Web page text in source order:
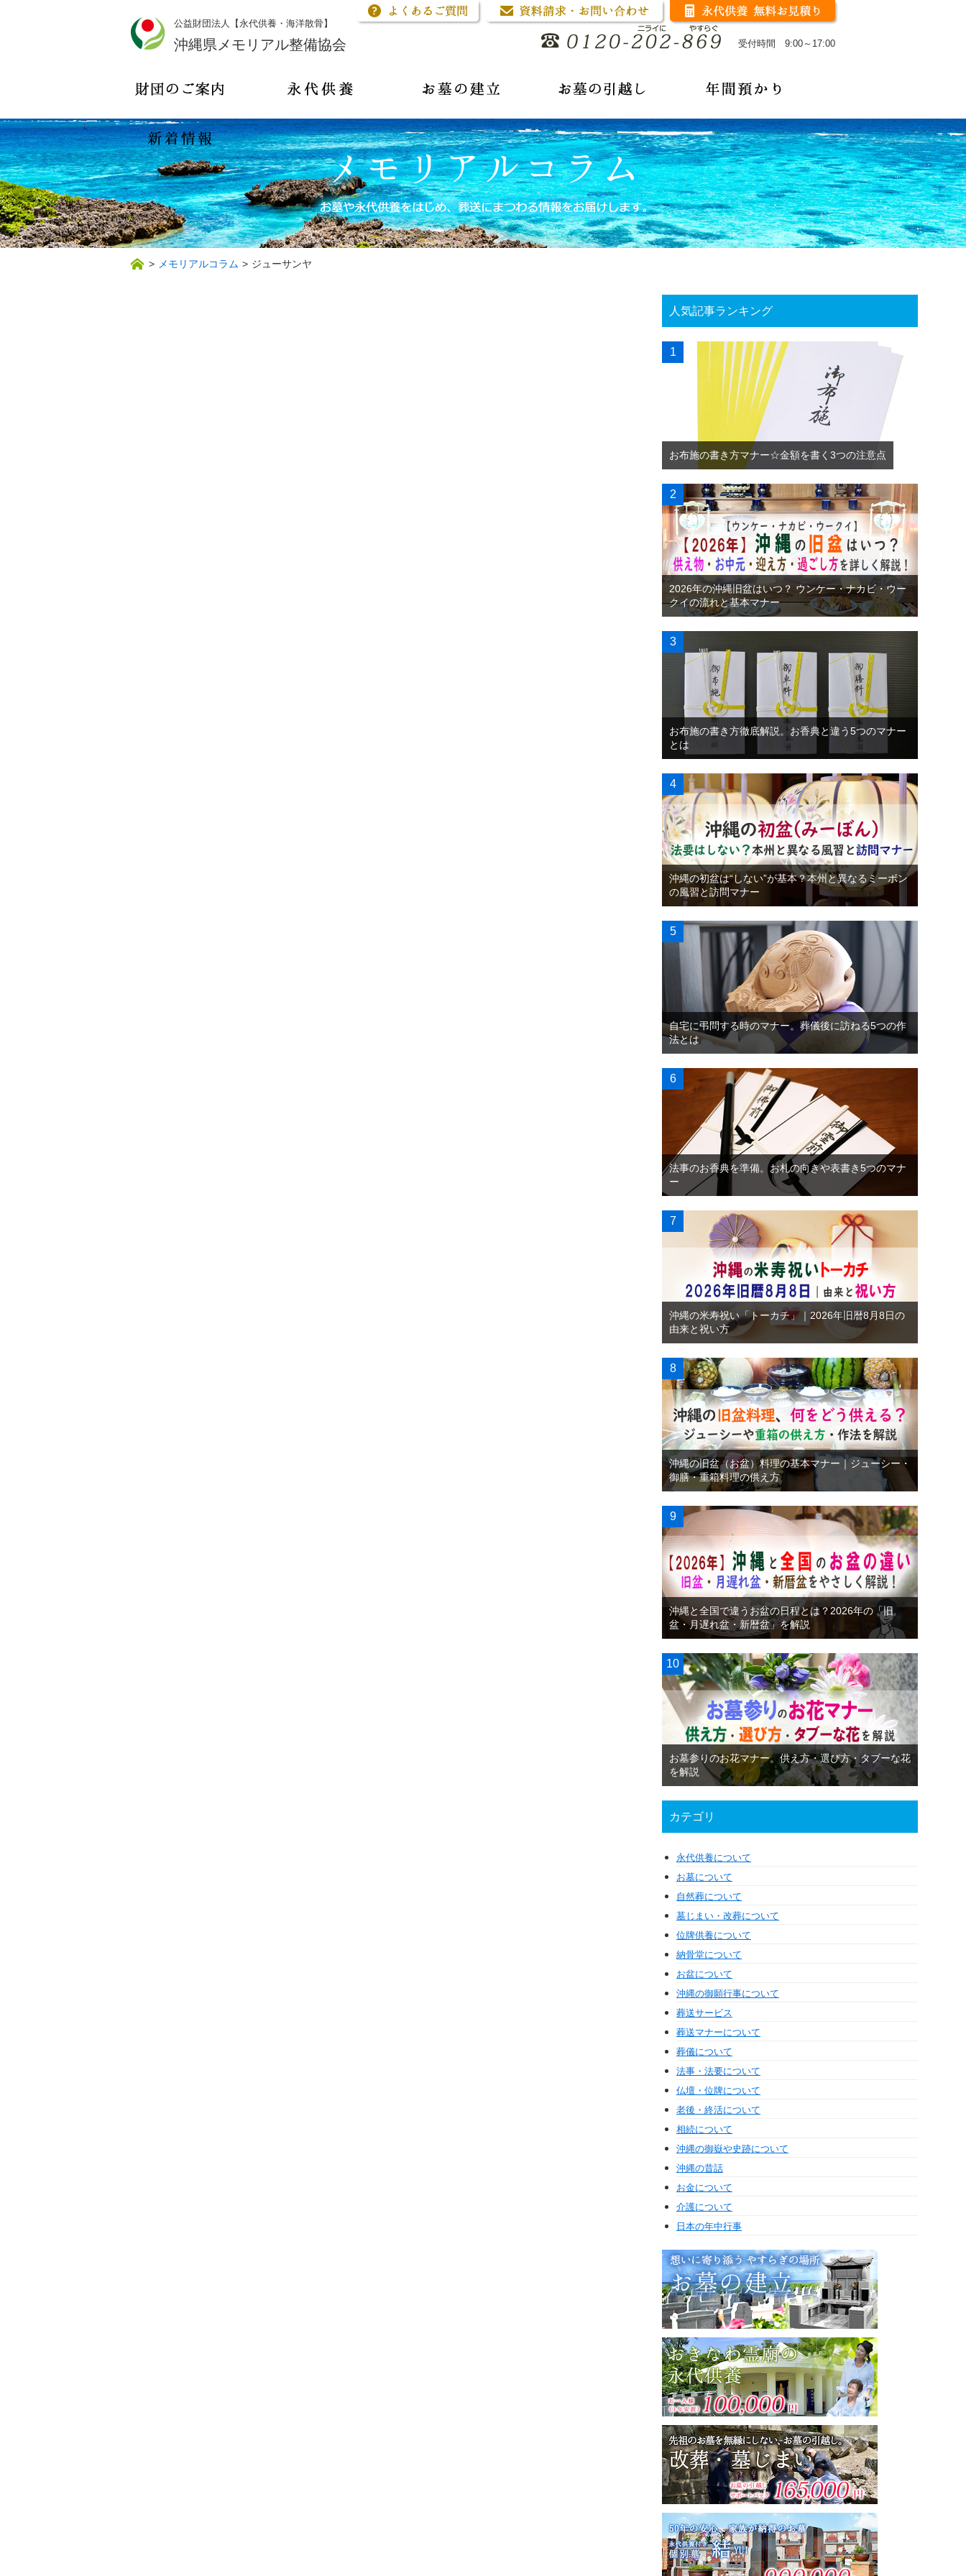
公益財団法人【永代供養・海洋散骨】
沖縄県メモリアル整備協会 受付時間 9:00～17:00
> メモリアルコラム > ジューサンヤ
人気記事ランキング
お布施の書き方マナー☆金額を書く3つの注意点
2026年の沖縄旧盆はいつ？ ウンケー・ナカビ・ウー
クイの流れと基本マナー
お布施の書き方徹底解説。お香典と違う5つのマナー
とは
沖縄の初盆は“しない”が基本？本州と異なるミーボン
の風習と訪問マナー
自宅に弔問する時のマナー。葬儀後に訪ねる5つの作
法とは
法事のお香典を準備。お札の向きや表書き5つのマナ
ー
沖縄の米寿祝い「トーカチ」｜2026年旧暦8月8日の
由来と祝い方
沖縄の旧盆（お盆）料理の基本マナー｜ジューシー・
御膳・重箱料理の供え方
沖縄と全国で違うお盆の日程とは？2026年の「旧
盆・月遅れ盆・新暦盆」を解説
お墓参りのお花マナー。供え方・選び方・タブーな花
を解説
カテゴリ
永代供養について
お墓について
自然葬について
墓じまい・改葬について
位牌供養について
納骨堂について
お盆について
沖縄の御願行事について
葬送サービス
葬送マナーについて
葬儀について
法事・法要について
仏壇・位牌について
老後・終活について
相続について
沖縄の御嶽や史跡について
沖縄の昔話
お金について
介護について
日本の年中行事